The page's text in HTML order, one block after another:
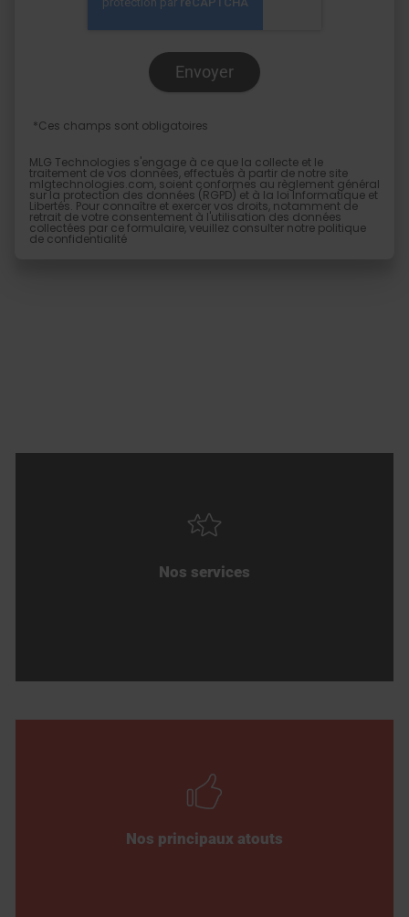
*Ces champs sont obligatoires
MLG Technologies s'engage à ce que la collecte et le
traitement de vos données, effectués à partir de notre site
mlgtechnologies.com, soient conformes au règlement général
sur la protection des données (RGPD) et à la loi Informatique et
Libertés. Pour connaître et exercer vos droits, notamment de
retrait de votre consentement à l'utilisation des données
collectées par ce formulaire, veuillez consulter notre politique
de confidentialité
Nos services
Nos principaux atouts